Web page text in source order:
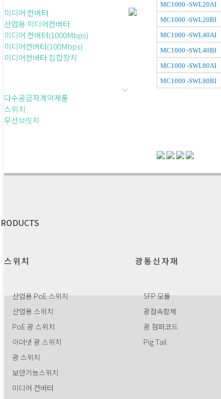
미디어 컨버터
산업용 미디어컨버터
미디어 컨버터(1000Mbps)
미디어컨버터(100Mbps)
미디어컨버터 집합장치
다수공급자계약제품
스위치
무선브릿지
MC1000 -SWL20AI
MC1000 -SWL20BI
MC1000 -SWL40AI
MC1000 -SWL40BI
MC1000 -SWL80AI
MC1000 -SWL80BI
스위치
산업용 PoE 스위치
산업용 스위치
PoE 광 스위치
이더넷 광 스위치
광 스위치
보안기능스위치
미디어 컨버터
광통신자재
SFP 모듈
광접속함체
광 점퍼코드
Pig Tail